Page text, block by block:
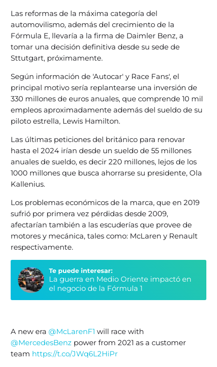
Las reformas de la máxima categoría del
automovilismo, además del crecimiento de la
Fórmula E, llevaría a la firma de Daimler Benz, a
tomar una decisión definitiva desde su sede de
Sttutgart, próximamente.
Según información de 'Autocar' y Race Fans', el
principal motivo sería replantearse una inversión de
330 millones de euros anuales, que comprende 10 mil
empleos aproximadamente además del sueldo de su
piloto estrella, Lewis Hamilton.
Las últimas peticiones del británico para renovar
hasta el 2024 irían desde un sueldo de 55 millones
anuales de sueldo, es decir 220 millones, lejos de los
1000 millones que busca ahorrarse su presidente, Ola
Kallenius.
Los problemas económicos de la marca, que en 2019
sufrió por primera vez pérdidas desde 2009,
afectarían también a las escuderías que provee de
motores y mecánica, tales como: McLaren y Renault
respectivamente.
Te puede interesar:
La guerra en Medio Oriente impactó en
el negocio de la Fórmula 1
A new era@McLarenF1 will race with
@MercedesBenz power from 2021 as a customer
team https://t.co/JWq6L2HiPr